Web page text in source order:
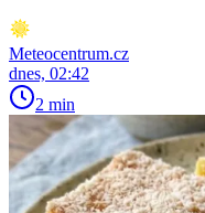
Meteocentrum.cz
dnes, 02:42
2 min